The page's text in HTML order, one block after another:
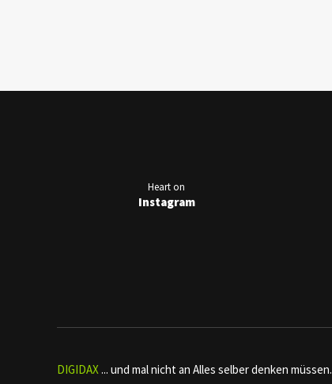
Heart on
Instagram
DIGIDAX ... und mal nicht an Alles selber denken müssen.